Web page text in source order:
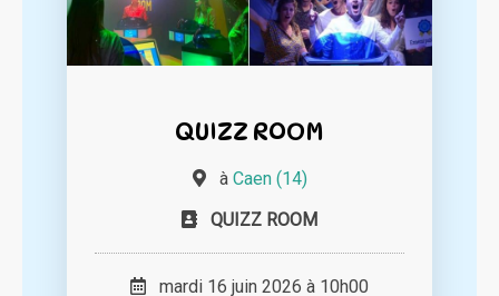
QUIZZ ROOM
à Caen (14)
QUIZZ ROOM
mardi 16 juin 2026 à 10h00